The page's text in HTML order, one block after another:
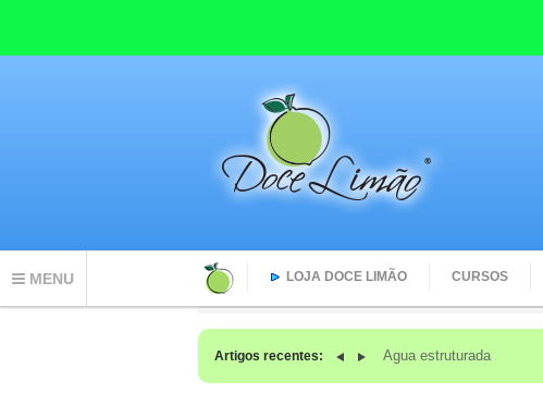
MENU LOJA DOCE LIMÃO CURSOS
Artigos recentes: O que acontece com